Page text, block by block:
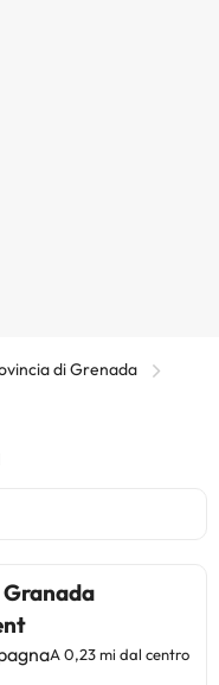
di Grenada
A 0,23 mi dal centro